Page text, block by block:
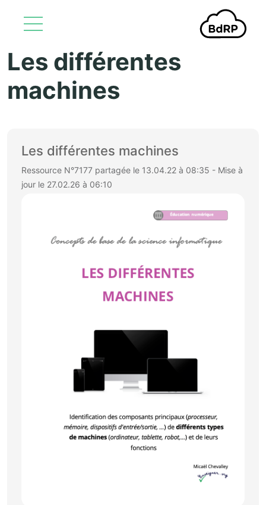
Aller au contenu principal
Les différentes
machines
Les différentes machines
Ressource N°7177 partagée le 13.04.22 à 08:35 - Mise à
jour le 27.02.26 à 06:10